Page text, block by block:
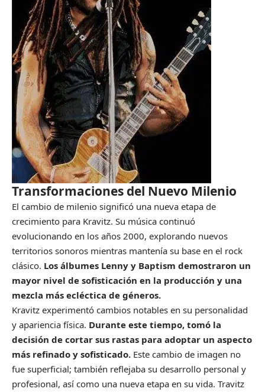
Transformaciones del Nuevo Milenio
El cambio de milenio significó una nueva etapa de
crecimiento para Kravitz. Su música continuó
evolucionando en los años 2000, explorando nuevos
territorios sonoros mientras mantenía su base en el rock
clásico. Los álbumes Lenny y Baptism demostraron un
mayor nivel de sofisticación en la producción y una
mezcla más ecléctica de géneros.
Kravitz experimentó cambios notables en su personalidad
y apariencia física. Durante este tiempo, tomó la
decisión de cortar sus rastas para adoptar un aspecto
más refinado y sofisticado. Este cambio de imagen no
fue superficial; también reflejaba su desarrollo personal y
profesional, así como una nueva etapa en su vida. Travitz